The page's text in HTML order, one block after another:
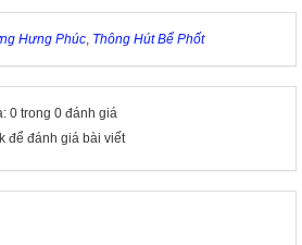
Hưng Phúc, Thông Hút Bể Phốt
0 trong 0 đánh giá
để đánh giá bài viết